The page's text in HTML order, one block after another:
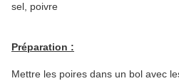
sel, poivre
Préparation :
Mettre les poires dans un bol avec